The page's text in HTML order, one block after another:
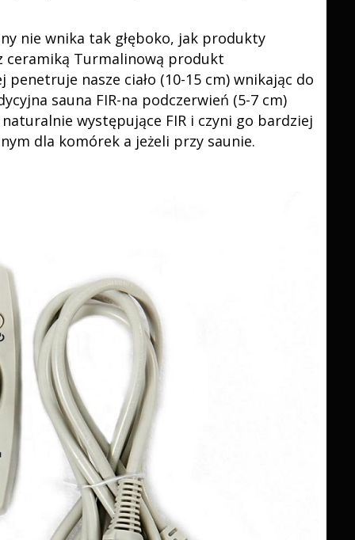
nie wnika tak głęboko, jak produkty
ceramiką Turmalinową produkt
nasze ciało (10-15 cm) wnikając do
sauna FIR-na podczerwień (5-7 cm)
występujące FIR i czyni go bardziej
dla komórek a jeżeli przy saunie.